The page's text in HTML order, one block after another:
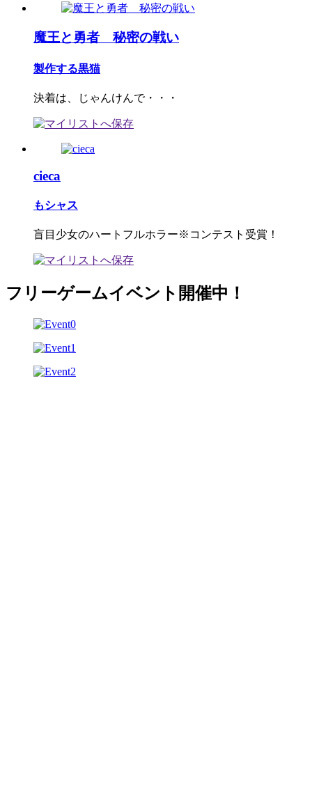
魔王と勇者 秘密の戦い
製作する黒猫
決着は、じゃんけんで・・・
cieca
もシャス
盲目少女のハートフルホラー※コンテスト受賞！
フリーゲームイベント開催中！